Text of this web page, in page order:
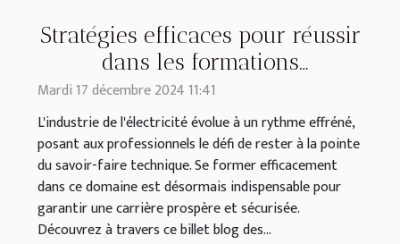
Stratégies efficaces pour réussir
dans les formations
professionnelles en électricité
Mardi 17 décembre 2024 11:41
L'industrie de l'électricité évolue à un rythme effréné,
posant aux professionnels le défi de rester à la pointe
du savoir-faire technique. Se former efficacement
dans ce domaine est désormais indispensable pour
garantir une carrière prospère et sécurisée.
Découvrez à travers ce billet blog des...